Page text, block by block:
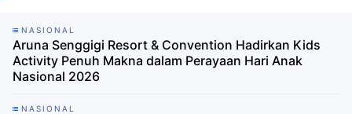
NASIONAL
Aruna Senggigi Resort & Convention Hadirkan Kids
Activity Penuh Makna dalam Perayaan Hari Anak
Nasional 2026
NASIONAL